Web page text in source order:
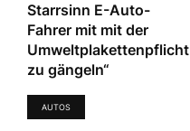
Starrsinn E-Auto-
Fahrer mit mit der
Umweltplakettenpflicht
zu gängeln“
AUTOS